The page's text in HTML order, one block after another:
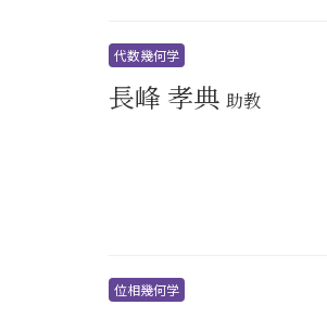
代数幾何学
長峰 孝典 助教
位相幾何学